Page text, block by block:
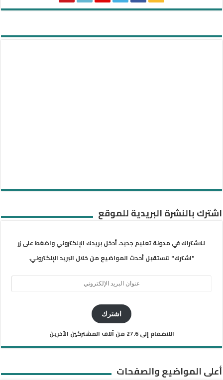
اشترك بالنشرة البريدية للموقع
للاشتراك في مدونة تعليم جديد، أدخل بريدك الإلكتروني واضغط على زر
"اشترك" لتستقبل أحدث المواضيع من خلال البريد الإلكتروني.
اشترك
الانضمام إلى 27.6 من آلاف المشتركين الآخرين
أعلى المواضيع والصفحات